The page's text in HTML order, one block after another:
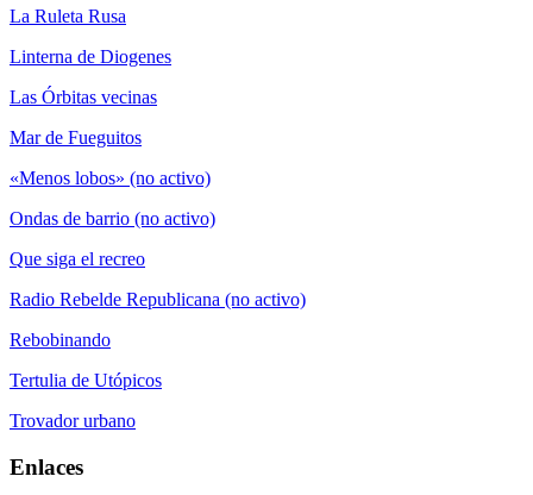
La Ruleta Rusa
Linterna de Diogenes
Las Órbitas vecinas
Mar de Fueguitos
«Menos lobos» (no activo)
Ondas de barrio (no activo)
Que siga el recreo
Radio Rebelde Republicana (no activo)
Rebobinando
Tertulia de Utópicos
Trovador urbano
Enlaces